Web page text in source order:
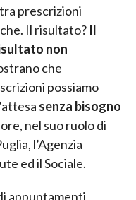
prescrizioni
Il risultato? Il
non
che
possiamo
senza bisogno
nel suo ruolo di
l’Agenzia
ed il Sociale.
appuntamenti,